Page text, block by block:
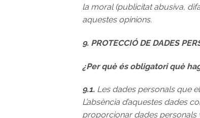
la moral (publicitat abusiva,
aquestes opinions.
9. PROTECCIÓ DE DADES
¿Per què és obligatori què
9.1. Les dades personals que
L’absència d’aquestes dades
proporcionar dades personals